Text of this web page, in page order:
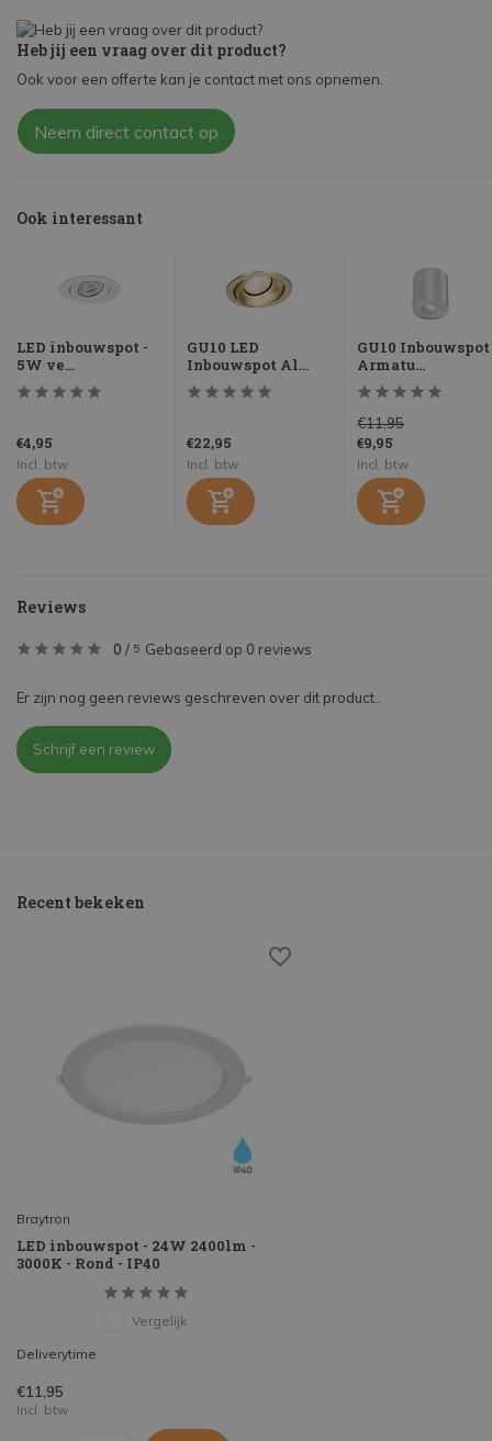
Heb jij een vraag over dit product?
Ook voor een offerte kan je contact met ons opnemen.
Neem direct contact op
Ook interessant
LED inbouwspot -
5W ve...
€4,95
Incl. btw
GU10 LED
Inbouwspot Al...
€22,95
Incl. btw
GU10 Inbouwspot
Armatu...
€11,95
€9,95
Incl. btw
Reviews
0 / 5 Gebaseerd op 0 reviews
Er zijn nog geen reviews geschreven over dit product..
Schrijf een review
Recent bekeken
Braytron
LED inbouwspot - 24W 2400lm -
3000K - Rond - IP40
Vergelijk
Deliverytime
€11,95
Incl. btw